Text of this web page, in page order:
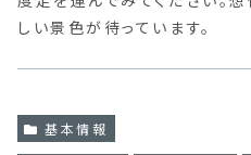
しい景色が待っています。
基本情報